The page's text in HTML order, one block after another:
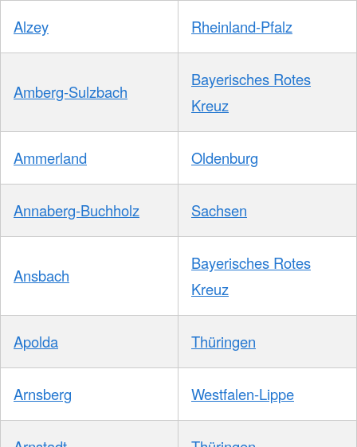
Alzey Rheinland-Pfalz
Amberg-Sulzbach
Bayerisches Rotes
Kreuz
Ammerland Oldenburg
Annaberg-Buchholz Sachsen
Ansbach
Bayerisches Rotes
Kreuz
Apolda Thüringen
Arnsberg Westfalen-Lippe